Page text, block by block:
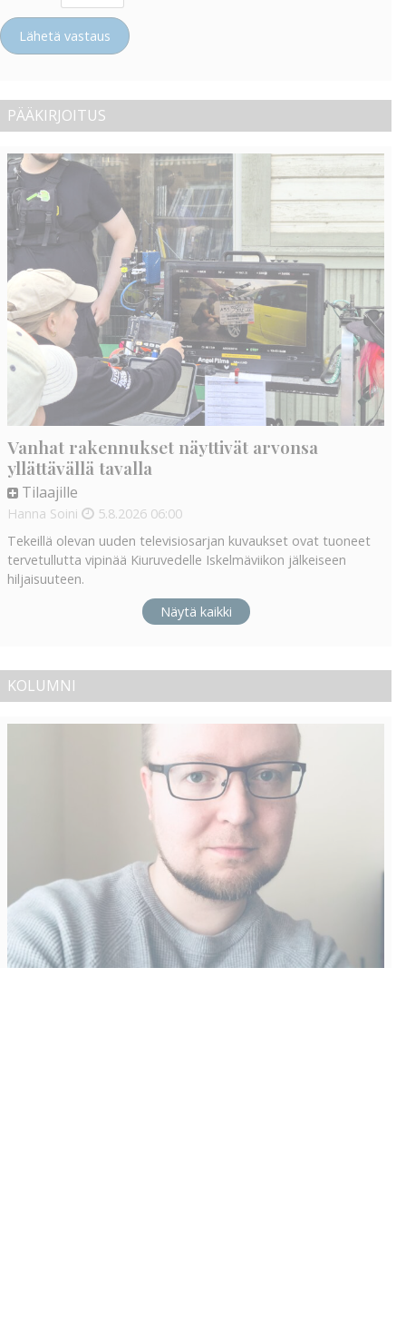
Lähetä vastaus
PÄÄKIRJOITUS
Vanhat rakennukset näyttivät arvonsa
yllättävällä tavalla
Tilaajille
Hanna Soini 5.8.2026 06:00
Tekeillä olevan uuden televisiosarjan kuvaukset ovat tuoneet
tervetullutta vipinää Kiuruvedelle Iskelmäviikon jälkeiseen
hiljaisuuteen.
Näytä kaikki
KOLUMNI